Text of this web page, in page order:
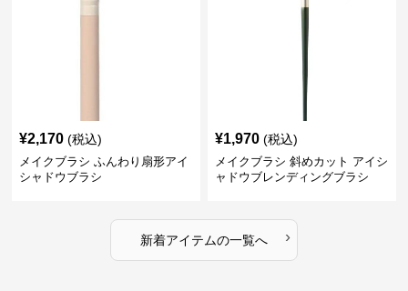
¥2,170 (税込)
メイクブラシ ふんわり扇形アイ
シャドウブラシ
¥1,970 (税込)
メイクブラシ 斜めカット アイシ
ャドウブレンディングブラシ
新着アイテムの一覧へ ›